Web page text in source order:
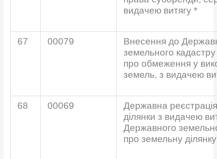
видачею витягу *
67 00079
Внесення до
земельного
про обмеження у
земель, з видачею
68 00069
Державна
ділянки з видачею
Державного
про земельну